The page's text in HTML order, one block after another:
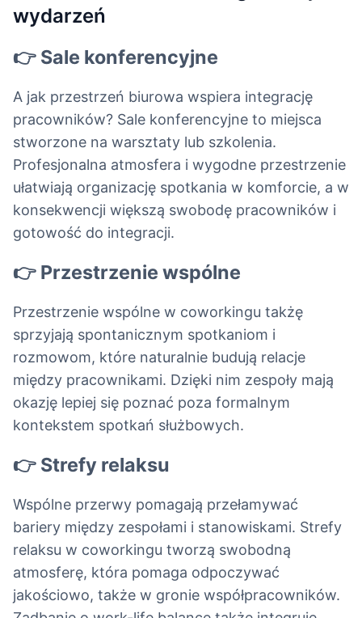
wydarzeń
👉 Sale konferencyjne
A jak przestrzeń biurowa wspiera integrację
pracowników? Sale konferencyjne to miejsca
stworzone na warsztaty lub szkolenia.
Profesjonalna atmosfera i wygodne przestrzenie
ułatwiają organizację spotkania w komforcie, a w
konsekwencji większą swobodę pracowników i
gotowość do integracji.
👉 Przestrzenie wspólne
Przestrzenie wspólne w coworkingu takżę
sprzyjają spontanicznym spotkaniom i
rozmowom, które naturalnie budują relacje
między pracownikami. Dzięki nim zespoły mają
okazję lepiej się poznać poza formalnym
kontekstem spotkań służbowych.
👉 Strefy relaksu
Wspólne przerwy pomagają przełamywać
bariery między zespołami i stanowiskami. Strefy
relaksu w coworkingu tworzą swobodną
atmosferę, która pomaga odpoczywać
jakościowo, także w gronie współpracowników.